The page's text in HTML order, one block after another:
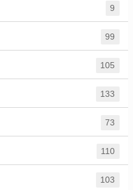
9
99
105
133
73
110
103